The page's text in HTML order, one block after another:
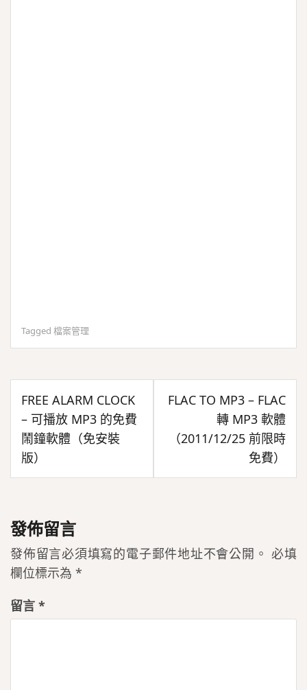
Tagged 檔案管理
文
章
導
覽
FREE ALARM CLOCK
– 可播放 MP3 的免費
鬧鐘軟體（免安裝
版）
FLAC TO MP3 – FLAC
轉 MP3 軟體
（2011/12/25 前限時
免費）
發佈留言
發佈留言必須填寫的電子郵件地址不會公開。 必填
欄位標示為 *
留言 *